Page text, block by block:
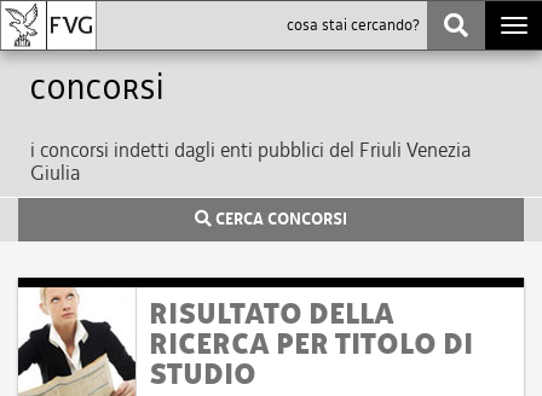
Concorsi
i concorsi indetti dagli enti pubblici del Friuli Venezia
Giulia
CERCA CONCORSI
RISULTATO DELLA
RICERCA PER TITOLO DI
STUDIO